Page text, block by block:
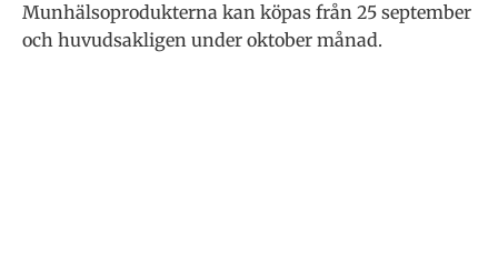
Munhälsoprodukterna kan köpas från 25 september
och huvudsakligen under oktober månad.